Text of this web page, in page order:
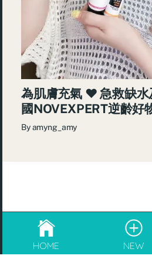
成為blogger，請電郵至
為肌膚充氣 ♥ 急救缺
國NOVEXPERT逆齡好
Byamyng_amy
© 2026 re:Beauté
HOME NEW